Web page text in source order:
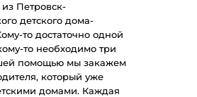
из Петровск-
детского дома-
то достаточно одной
то необходимо три
помощью мы закажем
который уже
домами. Каждая